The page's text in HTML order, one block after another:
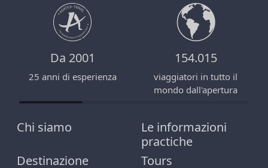
Da 2001
25 anni di esperienza
154.015
viaggiatori in tutto il
mondo dall'apertura
Chi siamo
Le informazioni
practiche
Destinazione
Tours